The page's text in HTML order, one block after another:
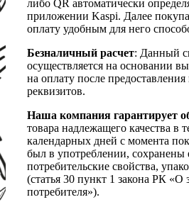
либо QR автоматически
приложении Kaspi. Далее
оплату удобным для него
Безналичный расчет: Данный
осуществляется на основании
на оплату после
реквизитов.
Наша компания гарантирует
товара надлежащего качества в
календарных дней с момента
был в употреблении, сохранены
потребительские свойства,
(статья 30 пункт 1 закона РК «О
потребителя»).